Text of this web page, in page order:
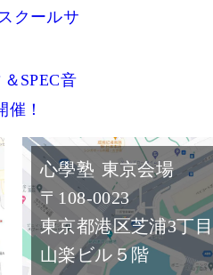
クールサ
SPEC音
！
心學塾 東京会場
〒108-0023
東京都港区芝浦3丁
山楽ビル５階